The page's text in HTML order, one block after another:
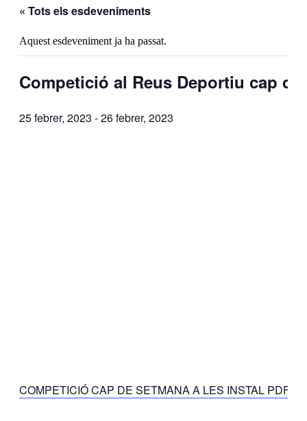
« Tots els esdeveniments
Aquest esdeveniment ja ha passat.
Competició al Reus Deportiu cap de
25 febrer, 2023 -26 febrer, 2023
COMPETICIÓ CAP DE SETMANA A LES INSTAL PDF